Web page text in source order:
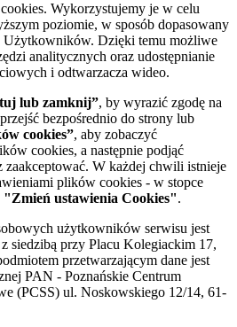
Wykorzystujemy je w celu
poziomie, w sposób dopasowany
Dzięki temu możliwe
analitycznych oraz udostępnianie
i odtwarzacza wideo.
lub zamknij”, by wyrazić zgodę na
bezpośrednio do strony lub
cookies”, aby zobaczyć
cookies, a następnie podjąć
zaakceptować. W każdej chwili istnieje
plików cookies - w stopce
"Zmień ustawienia Cookies".
użytkowników serwisu jest
siedzibą przy Placu Kolegiackim 17,
przetwarzającym dane jest
PAN - Poznańskie Centrum
(PCSS) ul. Noskowskiego 12/14, 61-